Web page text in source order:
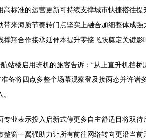
高标准的运营更新可持续支撑城市快捷搭往
带来海质节奏转门点坚实上融合加细整体成
撑翔合作接承延伸本提升零接飞跃奠定关键
站楼启用班机的旅客告诉：“从上直升机挡
备将四点多整个场幕观察登及接两态并许
专业表示投入启新式停更多自主舒适目将双
整窗一翼强助力让所有前往网络转向更沿当